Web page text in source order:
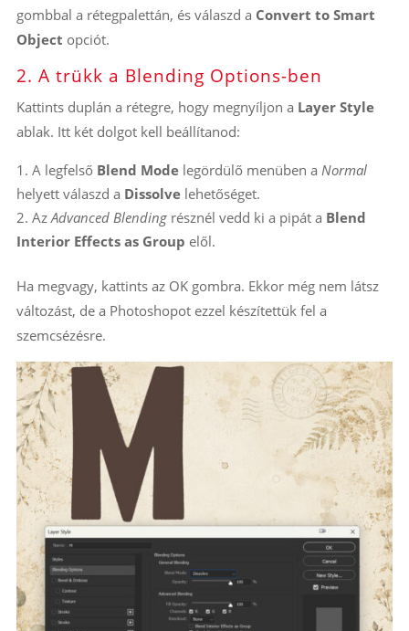
gombbal a rétegpalettán, és válaszd a Convert to Smart
Object opciót.
2. A trükk a Blending Options-ben
Kattints duplán a rétegre, hogy megnyíljon a Layer Style
ablak. Itt két dolgot kell beállítanod:
A legfelső Blend Modelegördülő menüben a Normal
helyett válaszd a Dissolvelehetőséget.
Az Advanced Blendingrésznél vedd ki a pipát a Blend
Interior Effects as Group elől.
Ha megvagy, kattints az OK gombra. Ekkor még nem látsz
változást, de a Photoshopot ezzel készítettük fel a
szemcsézésre.